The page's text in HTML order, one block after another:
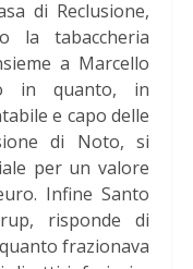
di Reclusione,
la tabaccheria
a Marcello
in quanto, in
e capo delle
di Noto, si
per un valore
Infine Santo
risponde di
frazionava